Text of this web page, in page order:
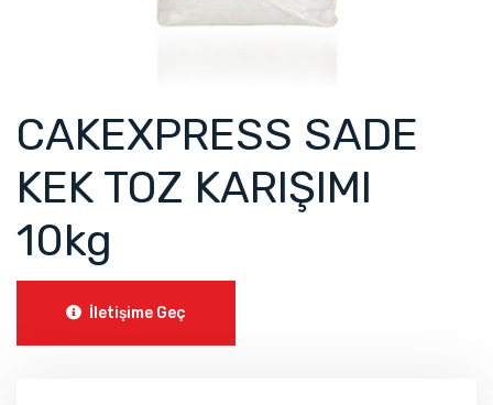
CAKEXPRESS SADE
KEK TOZ KARIŞIMI
10kg
İletişime Geç